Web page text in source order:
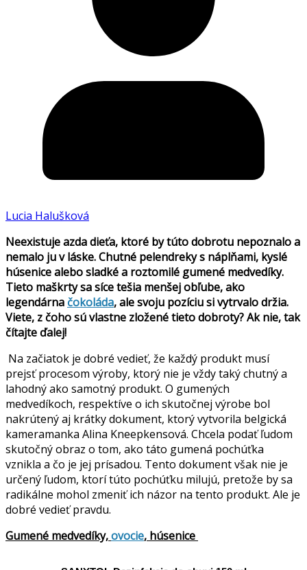
Lucia Halušková
Neexistuje azda dieťa, ktoré by túto dobrotu nepoznalo a
nemalo ju v láske. Chutné pelendreky s náplňami, kyslé
húsenice alebo sladké a roztomilé gumené medvedíky.
Tieto maškrty sa síce tešia menšej obľube, ako
legendárna čokoláda, ale svoju pozíciu si vytrvalo držia.
Viete, z čoho sú vlastne zložené tieto dobroty? Ak nie, tak
čítajte ďalej!
Na začiatok je dobré vedieť, že každý produkt musí
prejsť procesom výroby, ktorý nie je vždy taký chutný a
lahodný ako samotný produkt. O gumených
medvedíkoch, respektíve o ich skutočnej výrobe bol
nakrútený aj krátky dokument, ktorý vytvorila belgická
kameramanka Alina Kneepkensová. Chcela podať ľudom
skutočný obraz o tom, ako táto gumená pochúťka
vznikla a čo je jej prísadou. Tento dokument však nie je
určený ľudom, ktorí túto pochúťku milujú, pretože by sa
radikálne mohol zmeniť ich názor na tento produkt. Ale je
dobré vedieť pravdu.
Gumené medvedíky,ovocie, húsenice